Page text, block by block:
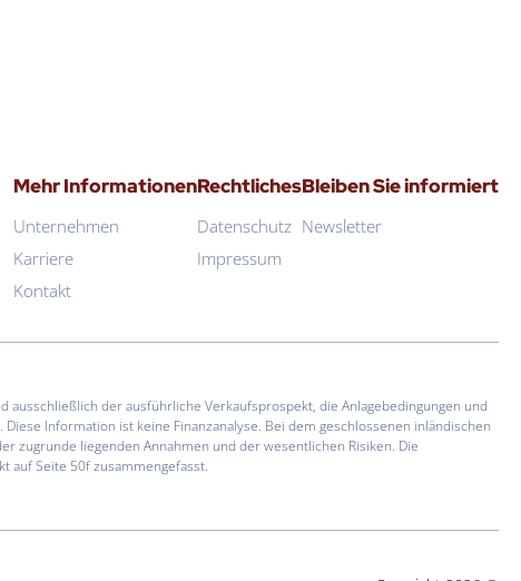
Mehr Informationen
Unternehmen
Karriere
Kontakt
Rechtliches
Datenschutz
Impressum
Bleiben Sie informiert
Newsletter
der ausführliche Verkaufsprospekt, die Anlagebedingungen und
Information ist keine Finanzanalyse. Bei dem geschlossenen inländischen
zugrunde liegenden Annahmen und der wesentlichen Risiken. Die
auf Seite 50f zusammengefasst.